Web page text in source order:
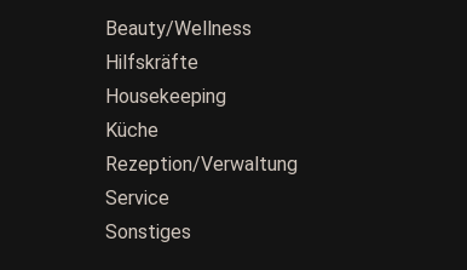
Beauty/Wellness
Hilfskräfte
Housekeeping
Küche
Rezeption/Verwaltung
Service
Sonstiges